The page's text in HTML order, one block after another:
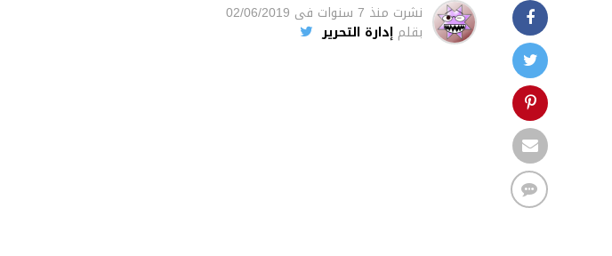
نشرت منذ 7 سنوات فى 02/06/2019
بقلم إدارة التحرير